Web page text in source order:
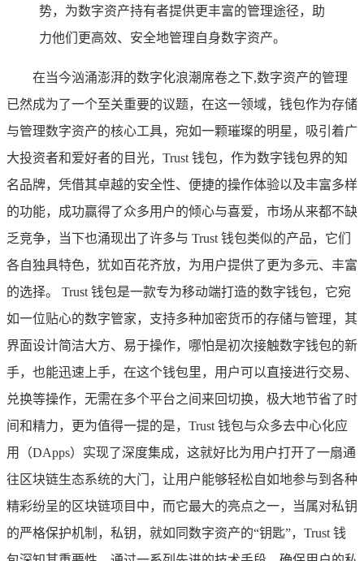
势，为数字资产持有者提供更丰富的管理途径，助
力他们更高效、安全地管理自身数字资产。
在当今汹涌澎湃的数字化浪潮席卷之下,数字资产的管理
已然成为了一个至关重要的议题，在这一领域，钱包作为存储
与管理数字资产的核心工具，宛如一颗璀璨的明星，吸引着广
大投资者和爱好者的目光，Trust 钱包，作为数字钱包界的知
名品牌，凭借其卓越的安全性、便捷的操作体验以及丰富多样
的功能，成功赢得了众多用户的倾心与喜爱，市场从来都不缺
乏竞争，当下也涌现出了许多与 Trust 钱包类似的产品，它们
各自独具特色，犹如百花齐放，为用户提供了更为多元、丰富
的选择。 Trust 钱包是一款专为移动端打造的数字钱包，它宛
如一位贴心的数字管家，支持多种加密货币的存储与管理，其
界面设计简洁大方、易于操作，哪怕是初次接触数字钱包的新
手，也能迅速上手，在这个钱包里，用户可以直接进行交易、
兑换等操作，无需在多个平台之间来回切换，极大地节省了时
间和精力，更为值得一提的是，Trust 钱包与众多去中心化应
用（DApps）实现了深度集成，这就好比为用户打开了一扇通
往区块链生态系统的大门，让用户能够轻松自如地参与到各种
精彩纷呈的区块链项目中，而它最大的亮点之一，当属对私钥
的严格保护机制，私钥，就如同数字资产的“钥匙”，Trust 钱